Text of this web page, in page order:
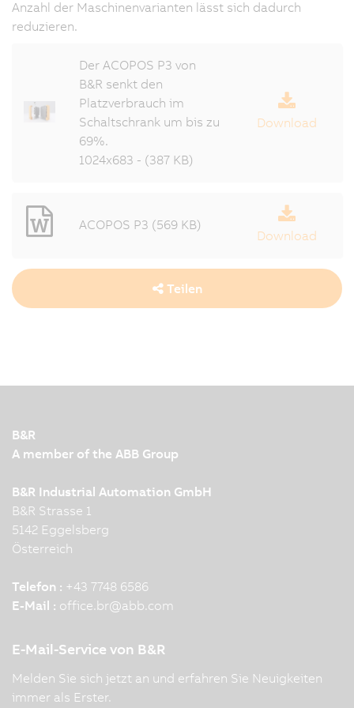
Anzahl der Maschinenvarianten lässt sich dadurch
reduzieren.
Der ACOPOS P3 von
B&R senkt den
Platzverbrauch im
Schaltschrank um bis zu
69%.
1024x683 - (387 KB)
Download
ACOPOS P3 (569 KB)
Download
Teilen
B&R
A member of the ABB Group
B&R Industrial Automation GmbH
B&R Strasse 1
5142 Eggelsberg
Österreich
Telefon : +43 7748 6586
E-Mail : office.br@abb.com
E-Mail-Service von B&R
Melden Sie sich jetzt an und erfahren Sie Neuigkeiten
immer als Erster.